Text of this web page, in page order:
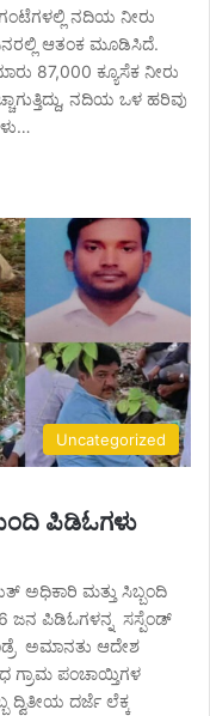
ನದಿಯ ನೀರು
ಆತಂಕ ಮೂಡಿಸಿದೆ.
87,000 ಕ್ಯೂಸೆಕ ನೀರು
ನದಿಯ ಒಳ ಹರಿವು
Uncategorized
ಪಿಡಿಓಗಳು
ಅಧಿಕಾರಿ ಮತ್ತು ಸಿಬ್ಬಂದಿ
6 ಜನ ಪಿಡಿಓಗಳನ್ನ ಸಸ್ಪೆಂಡ್
ಅಮಾನತು ಆದೇಶ
ಗ್ರಾಮ ಪಂಚಾಯ್ತಿಗಳ
ದ್ವಿತೀಯ ದರ್ಜೆ ಲೆಕ್ಕ